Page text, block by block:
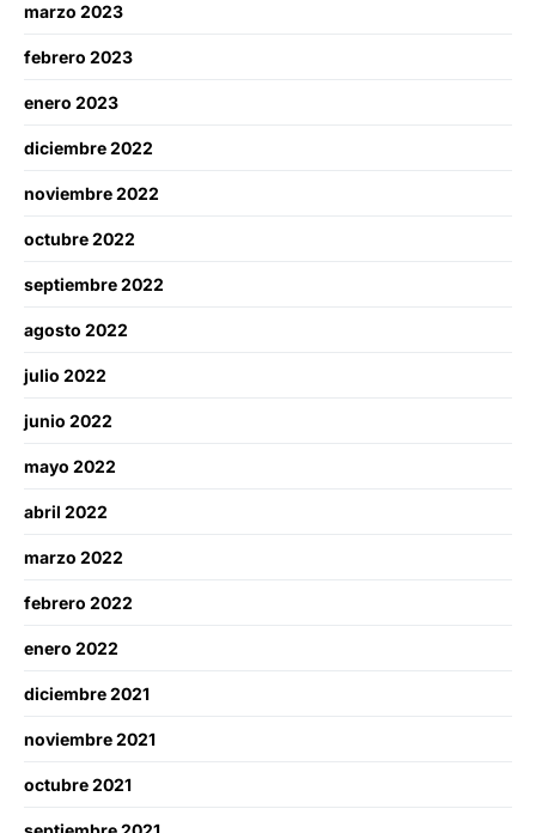
marzo 2023
febrero 2023
enero 2023
diciembre 2022
noviembre 2022
octubre 2022
septiembre 2022
agosto 2022
julio 2022
junio 2022
mayo 2022
abril 2022
marzo 2022
febrero 2022
enero 2022
diciembre 2021
noviembre 2021
octubre 2021